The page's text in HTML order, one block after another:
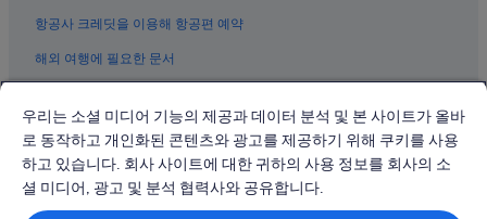
항공사 크레딧을 이용해 항공편 예약
해외 여행에 필요한 문서
© 2026 Expedia, Inc., Expedia Group 계열사. All rights reserved.
Expedia 및 비행기 로고는 Expedia, Inc.의 상표 또는 등록 상표입니다.
분쟁 해결: 전화: 02-3480-0118, 이메일: travel@support.expedia.co.kr
우리는 소셜 미디어 기능의 제공과 데이터 분석 및 본 사이트가 올바
로 동작하고 개인화된 콘텐츠와 광고를 제공하기 위해 쿠키를 사용
하고 있습니다. 회사 사이트에 대한 귀하의 사용 정보를 회사의 소
셜 미디어, 광고 및 분석 협력사와 공유합니다.